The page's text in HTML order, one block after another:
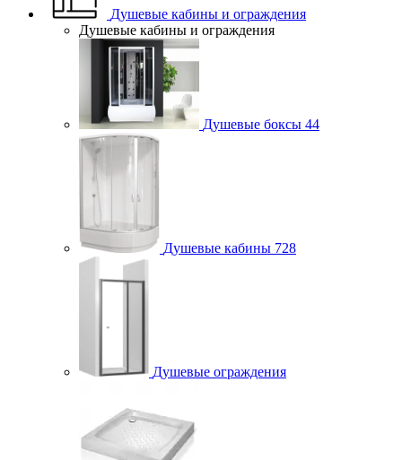
Душевые кабины и ограждения
Душевые кабины и ограждения
Душевые боксы 44
Душевые кабины 728
Душевые ограждения